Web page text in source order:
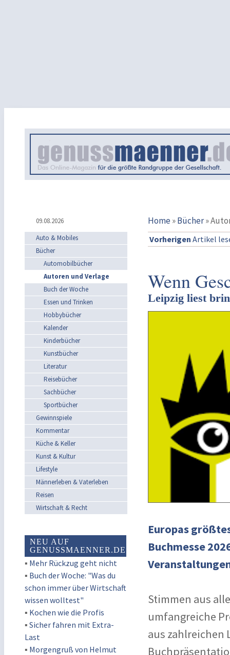
09.08.2026 Home»Bücher»
Auto & Mobiles
Bücher
Automobilbücher
Autoren und Verlage
Buch der Woche
Essen und Trinken
Hobbybücher
Kalender
Kinderbücher
Kunstbücher
Literatur
Reisebücher
Sachbücher
Sportbücher
Gewinnspiele
Kommentar
Küche & Keller
Kunst & Kultur
Lifestyle
Männerleben & Vaterleben
Reisen
Wirtschaft & Recht
NEU AUF
GENUSSMAENNER.DE
▪ Mehr Rückzug geht nicht
▪ Buch der Woche: "Was du
schon immer über Wirtschaft
wissen wolltest"
▪ Kochen wie die Profis
▪ Sicher fahren mit Extra-
Last
▪ Morgengruß von Helmut
Vorherigen Artikel
Wenn
Leipzig liest
Europas
Buchmesse
Stimmen aus
umfangreiche
aus zahlreichen